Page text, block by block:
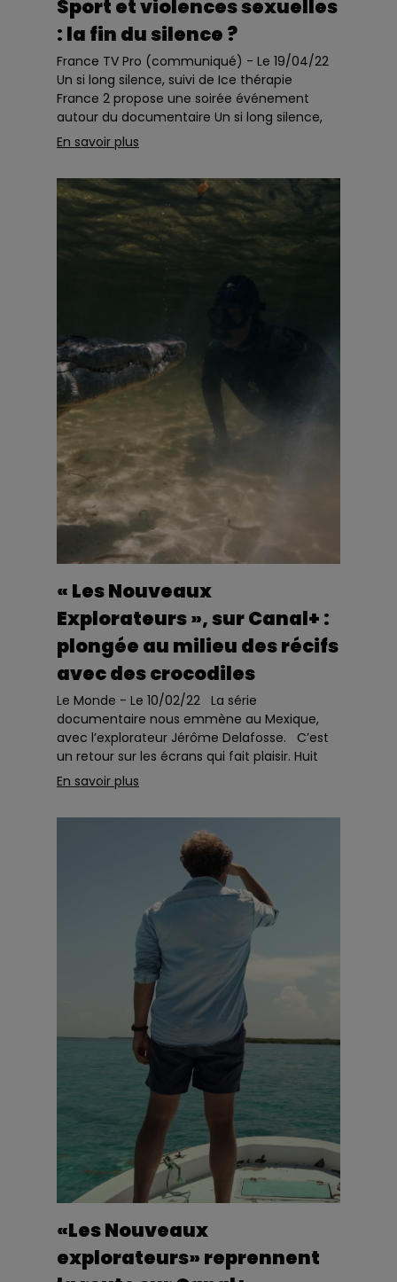
Sport et violences sexuelles
: la fin du silence ?
France TV Pro (communiqué) - Le 19/04/22
Un si long silence, suivi de Ice thérapie
France 2 propose une soirée événement
autour du documentaire Un si long silence,
qui retrace le parcours d...
En savoir plus
« Les Nouveaux
Explorateurs », sur Canal+ :
plongée au milieu des récifs
avec des crocodiles
Le Monde - Le 10/02/22 La série
documentaire nous emmène au Mexique,
avec l’explorateur Jérôme Delafosse. C’est
un retour sur les écrans qui fait plaisir. Huit
ans après l&rs...
En savoir plus
«Les Nouveaux
explorateurs» reprennent